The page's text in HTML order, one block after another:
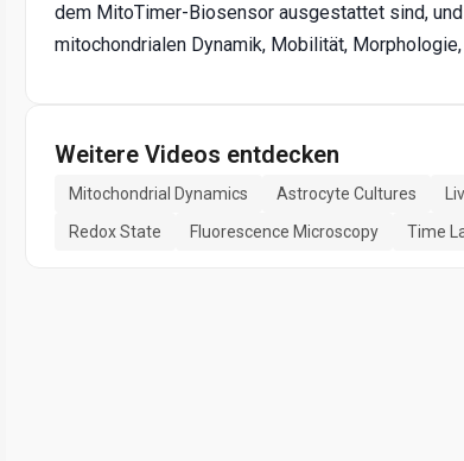
dem MitoTimer-Biosensor ausgestattet sind,
mitochondrialen Dynamik, Mobilität,
Weitere Videos entdecken
Mitochondrial Dynamics Astrocyte Cultures
Redox State
Fluorescence Microscopy Time